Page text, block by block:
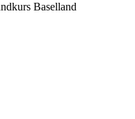
Baselland